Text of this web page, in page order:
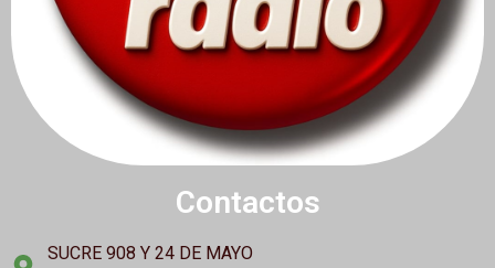
Contactos
SUCRE 908 Y 24 DE MAYO